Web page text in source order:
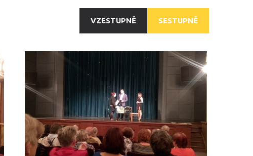
VZESTUPNĚ SESTUPNĚ
JAK (NE) NALETĚT NEKALÝM
_3